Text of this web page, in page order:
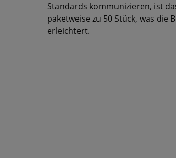
Standards kommunizieren, ist
paketweise zu 50 Stück, was
erleichtert.